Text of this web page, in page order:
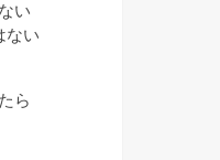
い
ない
ら